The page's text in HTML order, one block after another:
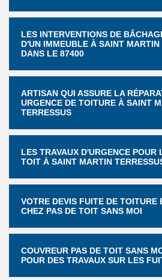
LES INTERVENTIONS DE
D'UN IMMEUBLE À SAINT MARTIN
DANS LE 87400
ARTISAN QUI ASSURE LA
URGENCE DE TOITURE À SAINT
TERRESSUS
LES TRAVAUX D'URGENCE POUR
TOIT À SAINT MARTIN
VOTRE DEVIS FUITE DE TOITURE
CHEZ PAS DE TOIT SANS MOI
COUVREUR PAS DE TOIT SANS
POUR DES TRAVAUX SUR LES